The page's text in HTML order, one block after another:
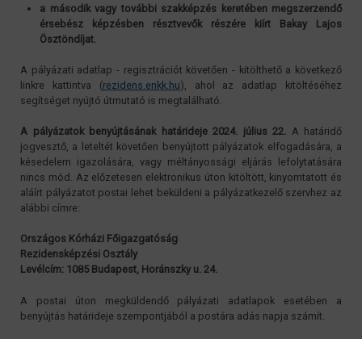
a második vagy további szakképzés keretében megszerzendő
érsebész képzésben résztvevők részére kiírt Bakay Lajos
Ösztöndíjat.
A pályázati adatlap - regisztrációt követően - kitölthető a következő
linkre kattintva (rezidens.enkk.hu), ahol az adatlap kitöltéséhez
segítséget nyújtó útmutató is megtalálható.
A pályázatok benyújtásának határideje 2024. július 22. A határidő
jogvesztő, a leteltét követően benyújtott pályázatok elfogadására, a
késedelem igazolására, vagy méltányossági eljárás lefolytatására
nincs mód. Az előzetesen elektronikus úton kitöltött, kinyomtatott és
aláírt pályázatot postai lehet beküldeni a pályázatkezelő szervhez az
alábbi címre:
Országos Kórházi Főigazgatóság
Rezidensképzési Osztály
Levélcím: 1085 Budapest, Horánszky u. 24.
A postai úton megküldendő pályázati adatlapok esetében a
benyújtás határideje szempontjából a postára adás napja számít.